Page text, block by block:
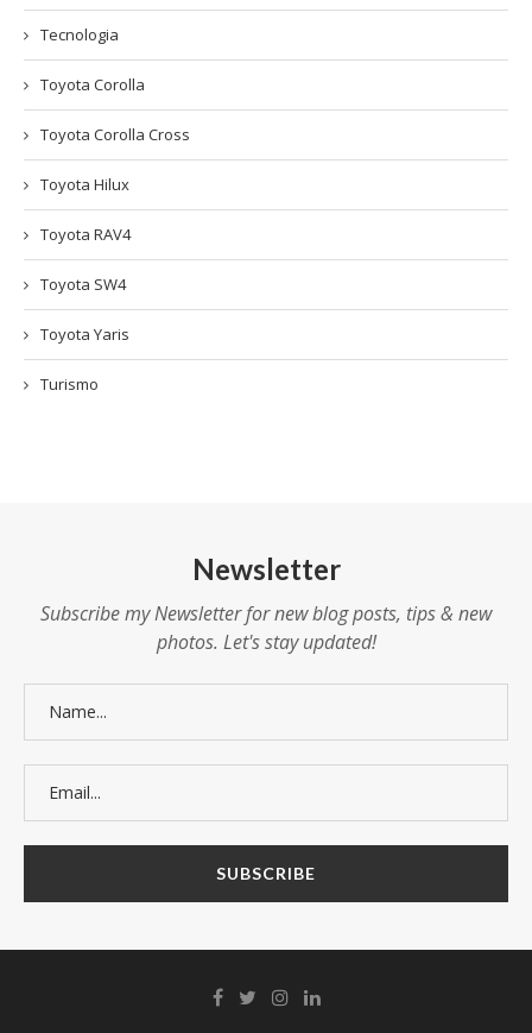
Tecnologia
Toyota Corolla
Toyota Corolla Cross
Toyota Hilux
Toyota RAV4
Toyota SW4
Toyota Yaris
Turismo
Newsletter
Subscribe my Newsletter for new blog posts, tips & new
photos. Let's stay updated!